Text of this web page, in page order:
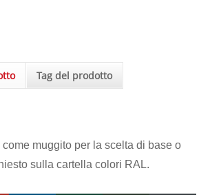
Tag del prodotto
come muggito per la scelta di base o
sulla cartella colori RAL.